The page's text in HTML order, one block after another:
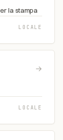
la stampa
LOCALE
→
LOCALE